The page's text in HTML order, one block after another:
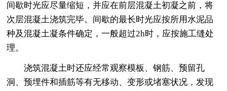
间歇时光应尽量缩短，并应在前层混凝土初凝之前，将
次层混凝土浇筑完毕。间歇的最长时光应按所用水泥品
种及混凝土凝条件确定，一般超过2h时，应按施工缝处
理。
浇筑混凝土时还应经常观察模板、钢筋、预留孔
洞、预埋件和插筋等有无移动、变形或堵塞状况，发现